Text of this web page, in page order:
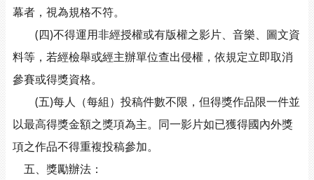
幕者，視為規格不符。
(四)不得運用非經授權或有版權之影片、音樂、圖文資
料等，若經檢舉或經主辦單位查出侵權，依規定立即取消
參賽或得獎資格。
(五)每人（每組）投稿件數不限，但得獎作品限一件並
以最高得獎金額之獎項為主。同一影片如已獲得國內外獎
項之作品不得重複投稿參加。
五、獎勵辦法：